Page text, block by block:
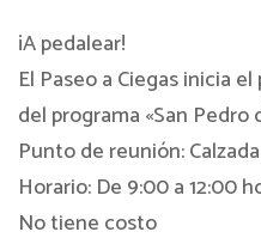
¡A pedalear!
El Paseo a Ciegas inicia
del programa «San Pedro
Punto de reunión:
Horario: De 9:00 a 12:00
No tiene costo